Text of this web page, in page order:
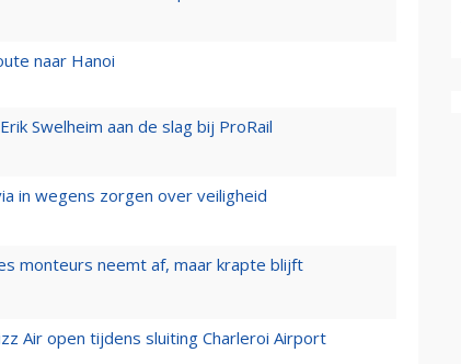
naar Hanoi
Swelheim aan de slag bij ProRail
in wegens zorgen over veiligheid
monteurs neemt af, maar krapte blijft
Air open tijdens sluiting Charleroi Airport